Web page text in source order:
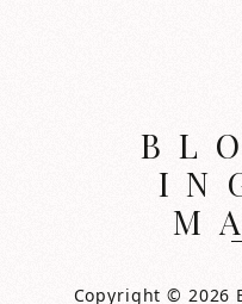
Copyright © 2026